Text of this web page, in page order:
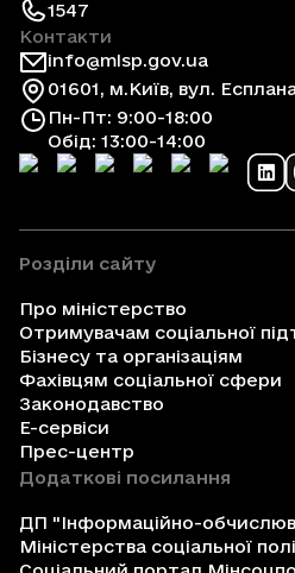
1547
Контакти
info@mlsp.gov.ua
01601, м.Київ, вул.
Пн-Пт: 9:00-18:00
Обід: 13:00-14:00
Розділи сайту
Про міністерство
Отримувачам соціальної
Бізнесу та організаціям
Фахівцям соціальної сфери
Законодавство
Е-сервіси
Прес-центр
Додаткові посилання
ДП "Інформаційно-
Міністерства соціальної